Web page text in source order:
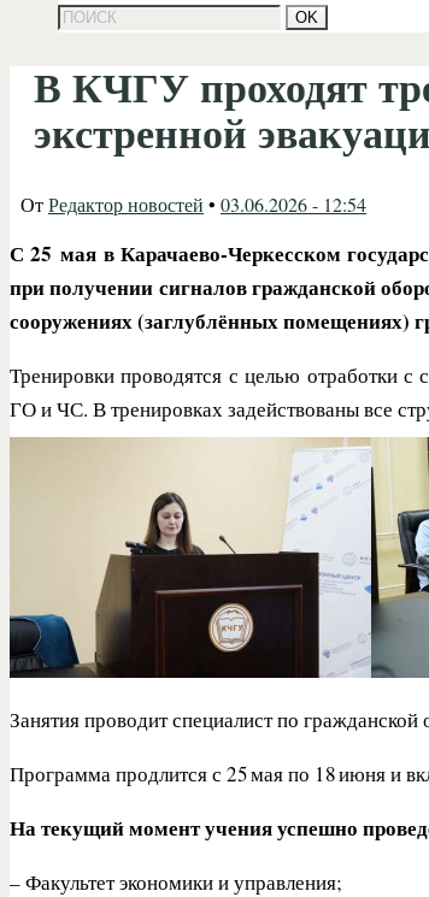
В КЧГУ проходят
экстренной
ОтРедактор новостей • 03.06.2026 - 12:54
С 25 мая в Карачаево‑Черкесском
при получении сигналов гражданской
сооружениях (заглублённых помещениях)
Тренировки проводятся с целью отработки с
ГО и ЧС. В тренировках задействованы все
Занятия проводит специалист по
Программа продлится с 25 мая по 18 июня и
На текущий момент учения успешно
– Факультет экономики и управления;